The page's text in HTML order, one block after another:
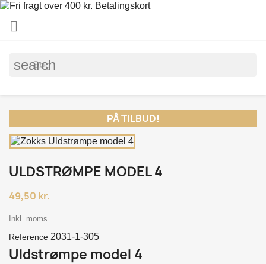

search
PÅ TILBUD!
ULDSTRØMPE MODEL 4
49,50 kr.
Inkl. moms
Reference 2031-1-305
Uldstrømpe model 4